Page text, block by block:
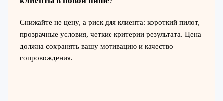
Снижайте не цену, а риск для клиента: короткий пилот,
прозрачные условия, четкие критерии результата. Цена
должна сохранять вашу мотивацию и качество
сопровождения.